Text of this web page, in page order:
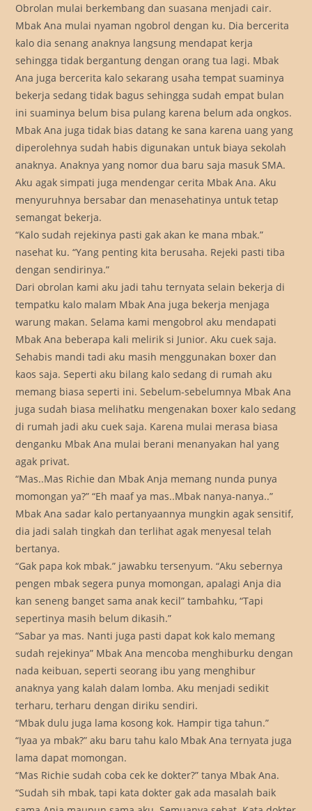
Obrolan mulai berkembang dan suasana menjadi cair.
Mbak Ana mulai nyaman ngobrol dengan ku. Dia bercerita
kalo dia senang anaknya langsung mendapat kerja
sehingga tidak bergantung dengan orang tua lagi. Mbak
Ana juga bercerita kalo sekarang usaha tempat suaminya
bekerja sedang tidak bagus sehingga sudah empat bulan
ini suaminya belum bisa pulang karena belum ada ongkos.
Mbak Ana juga tidak bias datang ke sana karena uang yang
diperolehnya sudah habis digunakan untuk biaya sekolah
anaknya. Anaknya yang nomor dua baru saja masuk SMA.
Aku agak simpati juga mendengar cerita Mbak Ana. Aku
menyuruhnya bersabar dan menasehatinya untuk tetap
semangat bekerja.
“Kalo sudah rejekinya pasti gak akan ke mana mbak.”
nasehat ku. “Yang penting kita berusaha. Rejeki pasti tiba
dengan sendirinya.”
Dari obrolan kami aku jadi tahu ternyata selain bekerja di
tempatku kalo malam Mbak Ana juga bekerja menjaga
warung makan. Selama kami mengobrol aku mendapati
Mbak Ana beberapa kali melirik si Junior. Aku cuek saja.
Sehabis mandi tadi aku masih menggunakan boxer dan
kaos saja. Seperti aku bilang kalo sedang di rumah aku
memang biasa seperti ini. Sebelum-sebelumnya Mbak Ana
juga sudah biasa melihatku mengenakan boxer kalo sedang
di rumah jadi aku cuek saja. Karena mulai merasa biasa
denganku Mbak Ana mulai berani menanyakan hal yang
agak privat.
“Mas..Mas Richie dan Mbak Anja memang nunda punya
momongan ya?” “Eh maaf ya mas..Mbak nanya-nanya..”
Mbak Ana sadar kalo pertanyaannya mungkin agak sensitif,
dia jadi salah tingkah dan terlihat agak menyesal telah
bertanya.
“Gak papa kok mbak.” jawabku tersenyum. “Aku sebernya
pengen mbak segera punya momongan, apalagi Anja dia
kan seneng banget sama anak kecil” tambahku, “Tapi
sepertinya masih belum dikasih.”
“Sabar ya mas. Nanti juga pasti dapat kok kalo memang
sudah rejekinya” Mbak Ana mencoba menghiburku dengan
nada keibuan, seperti seorang ibu yang menghibur
anaknya yang kalah dalam lomba. Aku menjadi sedikit
terharu, terharu dengan diriku sendiri.
“Mbak dulu juga lama kosong kok. Hampir tiga tahun.”
“Iyaa ya mbak?” aku baru tahu kalo Mbak Ana ternyata juga
lama dapat momongan.
“Mas Richie sudah coba cek ke dokter?” tanya Mbak Ana.
“Sudah sih mbak, tapi kata dokter gak ada masalah baik